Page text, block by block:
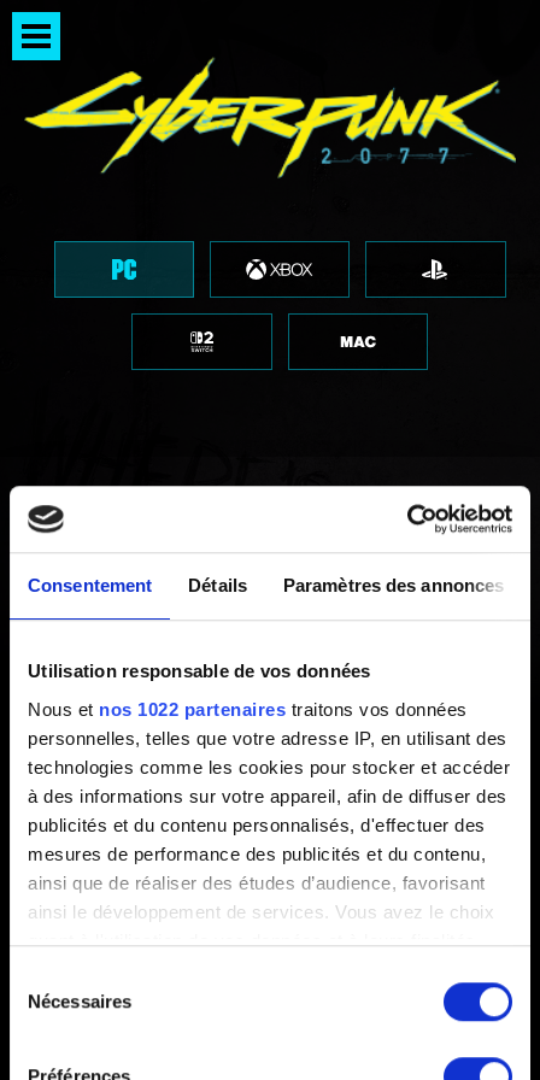
Consentement Détails Paramètres des annonces
Utilisation responsable de vos données
Nous et nos 1022 partenaires traitons vos données
personnelles, telles que votre adresse IP, en utilisant des
technologies comme les cookies pour stocker et accéder
à des informations sur votre appareil, afin de diffuser des
publicités et du contenu personnalisés, d'effectuer des
mesures de performance des publicités et du contenu,
ainsi que de réaliser des études d’audience, favorisant
ainsi le développement de services. Vous avez le choix
quant à l'utilisation de vos données et à leurs finalités.
tout moment en consultant la Déclaration relative aux
cookies ou en cliquant sur l'icône de confidentialité.
Nécessaires
un problème causé par un
fichier de script corrompu ou
manquant. Le jeu va être fermé."
Créé il y a 3 ans Mis à jour il y a 6 mois
Si vous rencontrez cette erreur en tentant de lancer
Cyberpunk 2077, veuillez installer le jeu à nouveau en
suivant les instructions qui se trouventici.